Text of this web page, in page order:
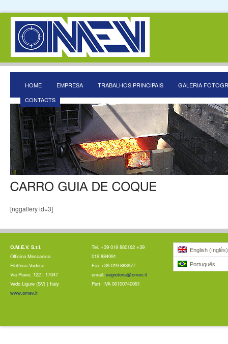
HOME EMPRESA TRABALHOS PRINCIPAIS
GALERIA
CONTACTS
[nggallery id=3]
O.M.E.V. S.r.l.
Officina Meccanica
Elettrica Vadese
Via Piave, 122 | 17047
Vado Ligure (SV) | Italy
www.omev.it
Tel. +39 019 880162 +39
019 884091
Fax +39 019 883977
email: segreteria@omev.it
Part. IVA 00100740091
English (Inglês)
Português